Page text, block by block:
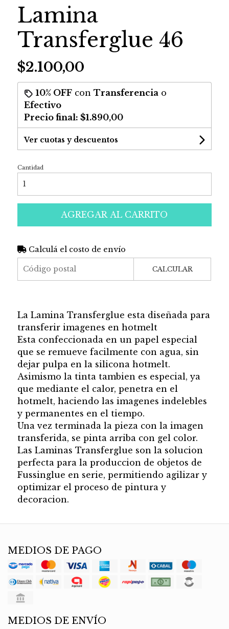
Lamina
Transferglue 46
$2.100,00
10% OFFcon Transferencia o
Efectivo
Precio final: $1.890,00
Ver cuotas y descuentos
Cantidad
AGREGAR AL CARRITO
Calculá el costo de envío
CALCULAR
La Lamina Transferglue esta diseñada para
transferir imagenes en hotmelt
Esta confeccionada en un papel especial
que se remueve facilmente con agua, sin
dejar pulpa en la silicona hotmelt.
Asimismo la tinta tambien es especial, ya
que mediante el calor, penetra en el
hotmelt, haciendo las imagenes indelebles
y permanentes en el tiempo.
Una vez terminada la pieza con la imagen
transferida, se pinta arriba con gel color.
Las Laminas Transferglue son la solucion
perfecta para la produccion de objetos de
Fussinglue en serie, permitiendo agilizar y
optimizar el proceso de pintura y
decoracion.
MEDIOS DE PAGO
MEDIOS DE ENVÍO